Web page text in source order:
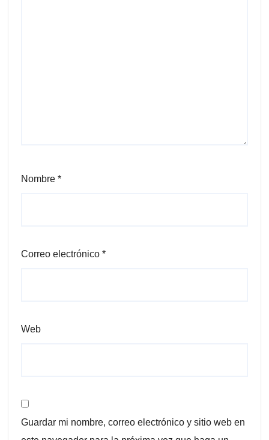
Nombre *
Correo electrónico *
Web
Guardar mi nombre, correo electrónico y sitio web en